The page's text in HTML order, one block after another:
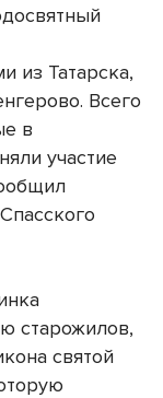
из Татарска,
Всего
в
участие
старожилов,
святой